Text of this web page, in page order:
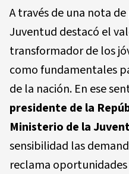
A través de una nota
Juventud destacó el
transformador de los
como fundamentales
de la nación. En ese
presidente de la
Ministerio de la
sensibilidad las
reclama